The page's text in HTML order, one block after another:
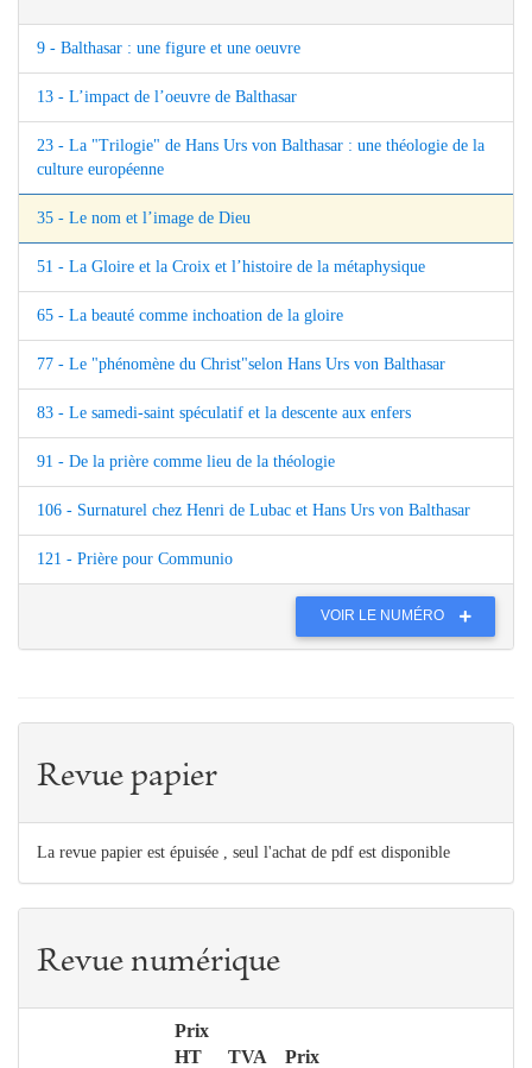
9 - Balthasar : une figure et une oeuvre
13 - L’impact de l’oeuvre de Balthasar
23 - La "Trilogie" de Hans Urs von Balthasar : une théologie de la
culture européenne
35 - Le nom et l’image de Dieu
51 - La Gloire et la Croix et l’histoire de la métaphysique
65 - La beauté comme inchoation de la gloire
77 - Le "phénomène du Christ"selon Hans Urs von Balthasar
83 - Le samedi-saint spéculatif et la descente aux enfers
91 - De la prière comme lieu de la théologie
106 - Surnaturel chez Henri de Lubac et Hans Urs von Balthasar
121 - Prière pour Communio
VOIR LE NUMÉRO
Revue papier
La revue papier est épuisée , seul l'achat de pdf est disponible
Revue numérique
Prix
HT
TVA
Prix